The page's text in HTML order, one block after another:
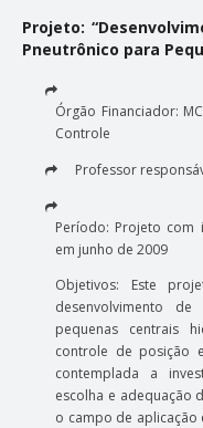
Projeto:
Pneutrônico para
Órgão Financiador:
Controle
Professor
Período: Projeto
em junho de 2009
Objetivos: Este
desenvolvimento
pequenas centrais
controle de posição
contemplada a
escolha e adequação
o campo de aplicação